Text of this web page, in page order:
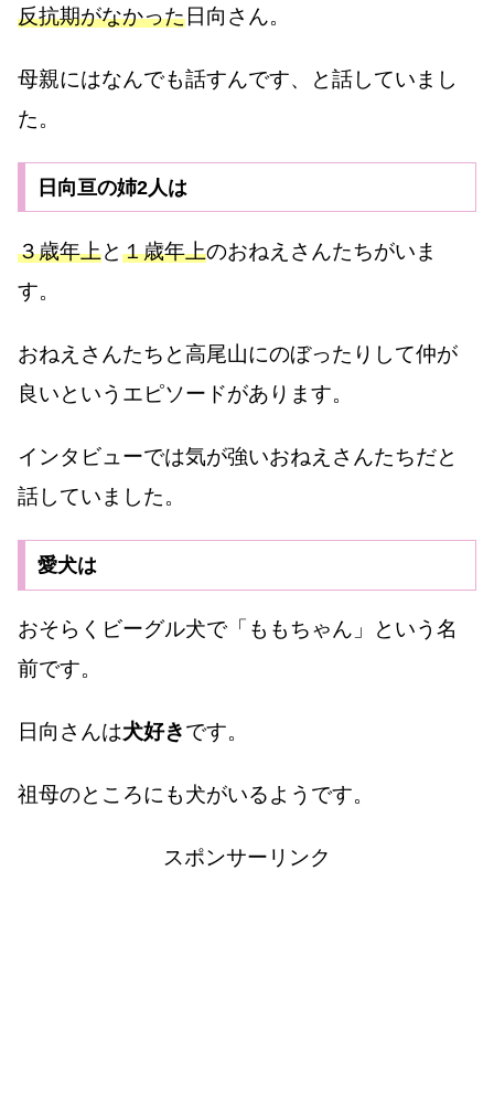
反抗期がなかった日向さん。
母親にはなんでも話すんです、と話していまし
た。
日向亘の姉2人は
３歳年上と１歳年上のおねえさんたちがいま
す。
おねえさんたちと高尾山にのぼったりして仲が
良いというエピソードがあります。
インタビューでは気が強いおねえさんたちだと
話していました。
愛犬は
おそらくビーグル犬で「ももちゃん」という名
前です。
日向さんは犬好きです。
祖母のところにも犬がいるようです。
スポンサーリンク